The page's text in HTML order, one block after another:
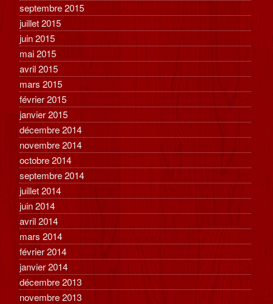
septembre 2015
juillet 2015
juin 2015
mai 2015
avril 2015
mars 2015
février 2015
janvier 2015
décembre 2014
novembre 2014
octobre 2014
septembre 2014
juillet 2014
juin 2014
avril 2014
mars 2014
février 2014
janvier 2014
décembre 2013
novembre 2013